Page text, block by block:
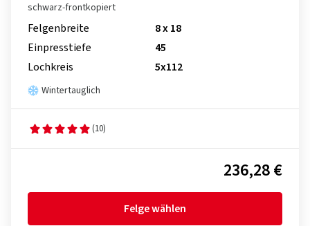
schwarz-frontkopiert
Felgenbreite
8 x 18
Einpresstiefe
45
Lochkreis
5x112
Wintertauglich
(10)
236,28 €
Felge wählen